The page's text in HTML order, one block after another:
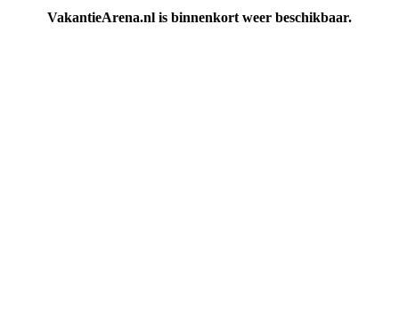
VakantieArena.nl is binnenkort weer beschikbaar.